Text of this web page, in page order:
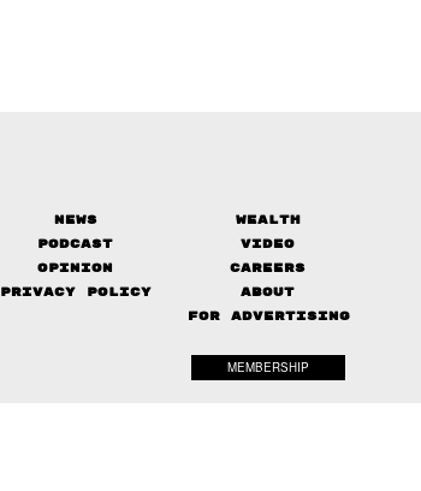
News Wealth
Podcast
Video
Opinion
Careers
Privacy Policy
About
FOR ADVERTISING
MEMBERSHIP